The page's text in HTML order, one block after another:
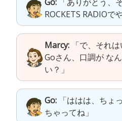
ROCKETS RADIOで
Marcy: 「で、それ
Goさん、口調が な
い？」
Go: 「ははは、ちょ
ちゃってね」